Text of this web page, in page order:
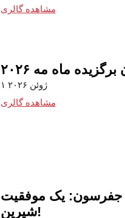
مشاهده گالری
ماه مه ۲۰۲۶
۱ ژوئن ۲۰۲۶
مشاهده گالری
جفرسون: یک موفقیت
شیرین!